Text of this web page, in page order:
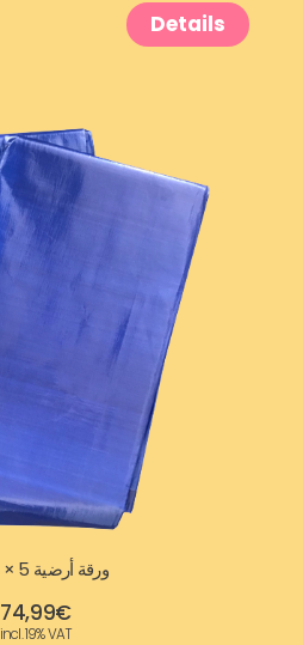
Details
ورقة أرضية 5 × 6 متر
74,99€
incl. 19% VAT